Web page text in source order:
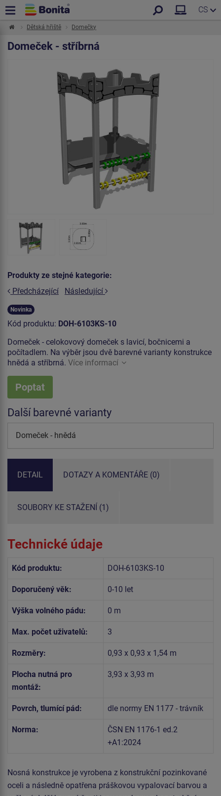
CS
Dětská hřiště Domečky
Domeček - stříbrná
Produkty ze stejné kategorie:
Předcházející
Následující
Novinka
Kód produktu: DOH-6103KS-10
Domeček - celokovový domeček s lavicí, bočnicemi a
počítadlem. Na výběr jsou dvě barevné varianty konstrukce
hnědá a stříbrná. Více informací
Poptat
Další barevné varianty
Domeček - hnědá
DETAIL DOTAZY A KOMENTÁŘE (0)
SOUBORY KE STAŽENÍ (1)
Technické údaje
Kód produktu: DOH-6103KS-10
Doporučený věk: 0-10 let
Výška volného pádu: 0 m
Max. počet uživatelů: 3
Rozměry: 0,93 x 0,93 x 1,54 m
Plocha nutná pro
montáž:
3,93 x 3,93 m
Povrch, tlumící pád: dle normy EN 1177 - trávník
Norma:
ČSN EN 1176-1 ed.2
+A1:2024
Nosná konstrukce je vyrobena z konstrukční pozinkované
oceli a následně opatřena práškovou vypalovací barvou a